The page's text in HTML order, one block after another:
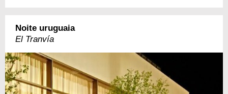
Noite uruguaia
El Tranvía